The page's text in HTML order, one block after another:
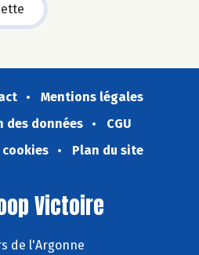
Mentions légales
des données
CGU
Plan du site
Victoire
de l'Argonne